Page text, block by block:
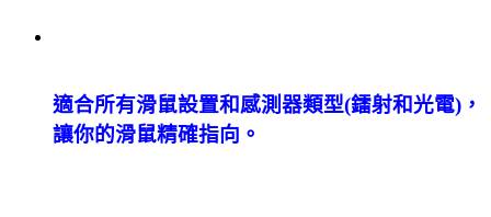
適合所有滑鼠設置和感測器類型(鐳射和光電)，
讓你的滑鼠精確指向。